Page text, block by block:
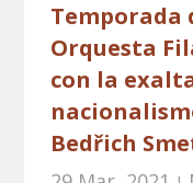
Temporada
Orquesta
con la
Bedřich